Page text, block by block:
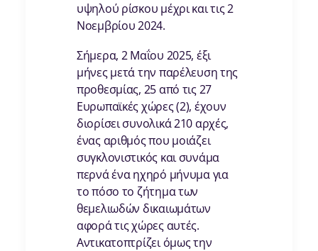
υψηλού ρίσκου μέχρι και τις 2
Νοεμβρίου 2024.
Σήμερα, 2 Μαΐου 2025, έξι
μήνες μετά την παρέλευση της
προθεσμίας, 25 από τις 27
Ευρωπαϊκές χώρες (2), έχουν
διορίσει συνολικά 210 αρχές,
ένας αριθμός που μοιάζει
συγκλονιστικός και συνάμα
περνά ένα ηχηρό μήνυμα για
το πόσο το ζήτημα των
θεμελιωδών δικαιωμάτων
αφορά τις χώρες αυτές.
Αντικατοπτρίζει όμως την